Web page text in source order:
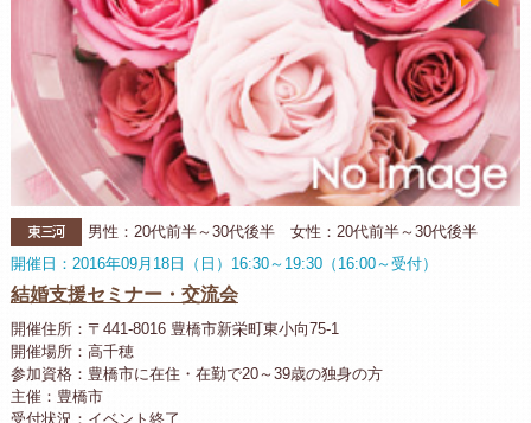
東三河
男性：20代前半～30代後半 女性：20代前半～30代後半
開催日：2016年09月18日（日）16:30～19:30（16:00～受付）
結婚支援セミナー・交流会
開催住所：〒441-8016 豊橋市新栄町東小向75-1
開催場所：高千穂
参加資格：豊橋市に在住・在勤で20～39歳の独身の方
主催：豊橋市
受付状況：イベント終了